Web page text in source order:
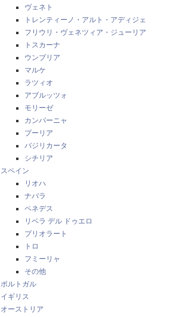
ヴェネト
トレンティーノ・アルト・アディジェ
フリウリ・ヴェネツィア・ジューリア
トスカーナ
ウンブリア
マルケ
ラツィオ
アブルッツォ
モリーゼ
カンパーニャ
プーリア
バジリカータ
シチリア
スペイン
リオハ
ナバラ
ペネデス
リベラ デル ドゥエロ
プリオラート
トロ
フミーリャ
その他
ポルトガル
イギリス
オーストリア